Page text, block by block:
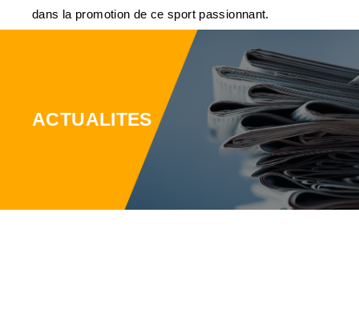
dans la promotion de ce sport passionnant.
ACTUALITES